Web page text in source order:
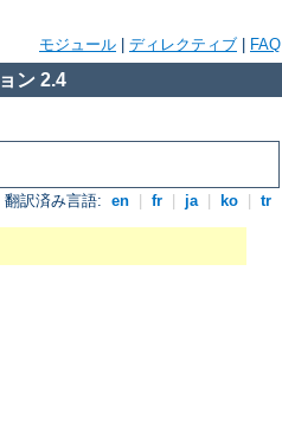
モジュール ディレクティブ FAQ
ン 2.4
翻訳済み言語: en fr ja ko tr